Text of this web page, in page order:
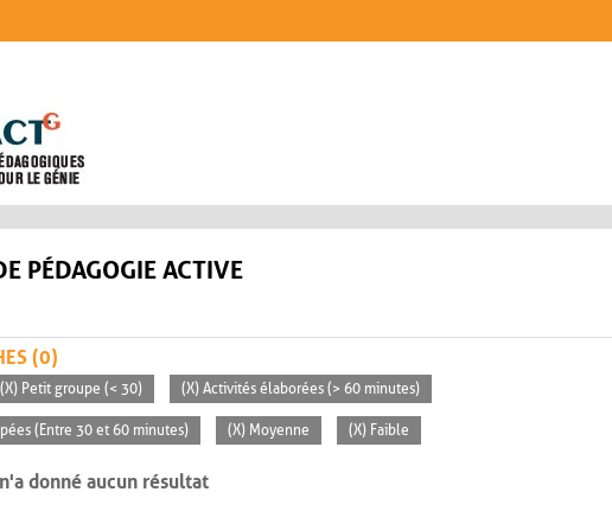
PÉDAGOGIE ACTIVE
(0)
(X) Petit groupe (< 30) (X) Activités élaborées (> 60 minutes)
(Entre 30 et 60 minutes) (X) Moyenne (X) Faible
donné aucun résultat